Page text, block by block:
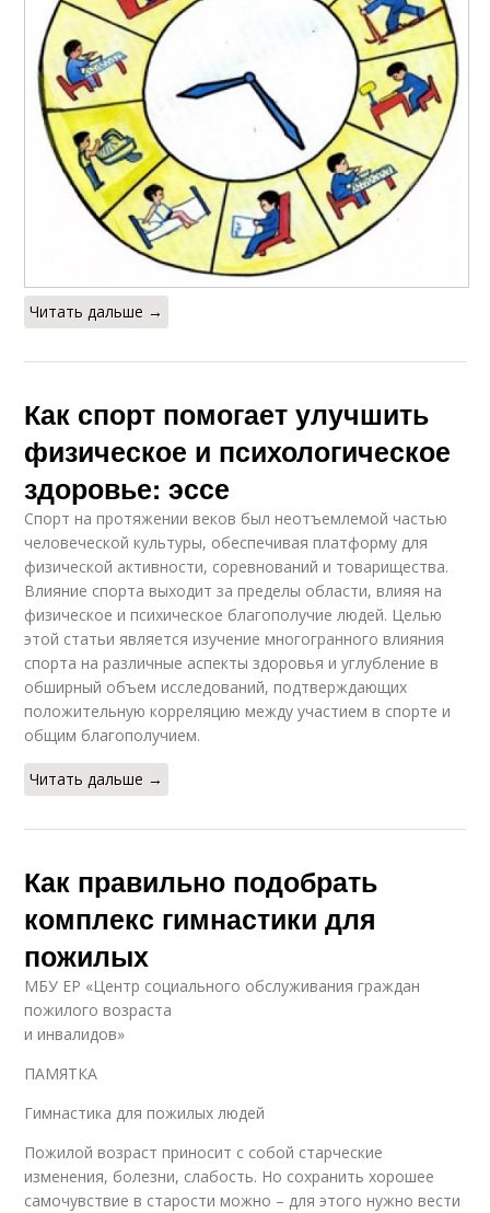
Читать дальше →
Как спорт помогает улучшить
физическое и психологическое
здоровье: эссе
Спорт на протяжении веков был неотъемлемой частью
человеческой культуры, обеспечивая платформу для
физической активности, соревнований и товарищества.
Влияние спорта выходит за пределы области, влияя на
физическое и психическое благополучие людей. Целью
этой статьи является изучение многогранного влияния
спорта на различные аспекты здоровья и углубление в
обширный объем исследований, подтверждающих
положительную корреляцию между участием в спорте и
общим благополучием.
Читать дальше →
Как правильно подобрать
комплекс гимнастики для
пожилых
МБУ ЕР «Центр социального обслуживания граждан
пожилого возраста
и инвалидов»
ПАМЯТКА
Гимнастика для пожилых людей
Пожилой возраст приносит с собой старческие
изменения, болезни, слабость. Но сохранить хорошее
самочувствие в старости можно – для этого нужно вести